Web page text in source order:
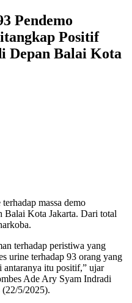
Pendemo
Positif
Depan Balai Kota
massa demo
Balai Kota Jakarta. Dari total
terhadap peristiwa yang
urine terhadap 93 orang yang
antaranya itu positif,” ujar
Ade Ary Syam Indradi
(22/5/2025).